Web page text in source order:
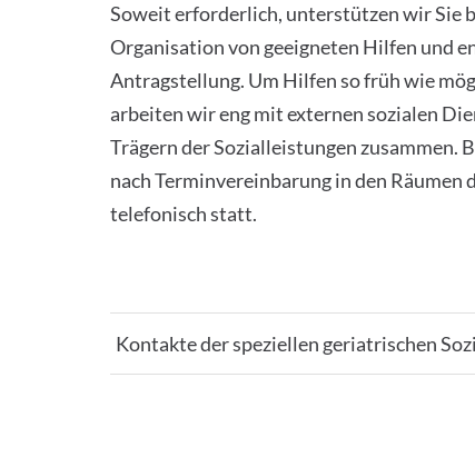
Soweit erforderlich, unterstützen wir Sie
Organisation von geeigneten Hilfen und
Antragstellung. Um Hilfen so früh wie
arbeiten wir eng mit externen sozialen
Trägern der Sozialleistungen zusammen.
nach Terminvereinbarung in den Räumen
telefonisch statt.
Kontakte der speziellen geriatrischen